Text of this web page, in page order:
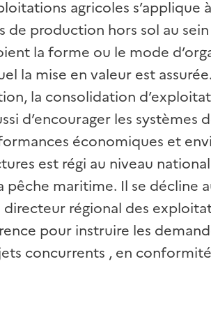
agricoles s’applique
production hors sol au sein
la forme ou le mode
la mise en valeur est
la consolidation
d’encourager les systèmes
économiques et
est régi au niveau
maritime. Il se décline
régional des
pour instruire les
concurrents , en